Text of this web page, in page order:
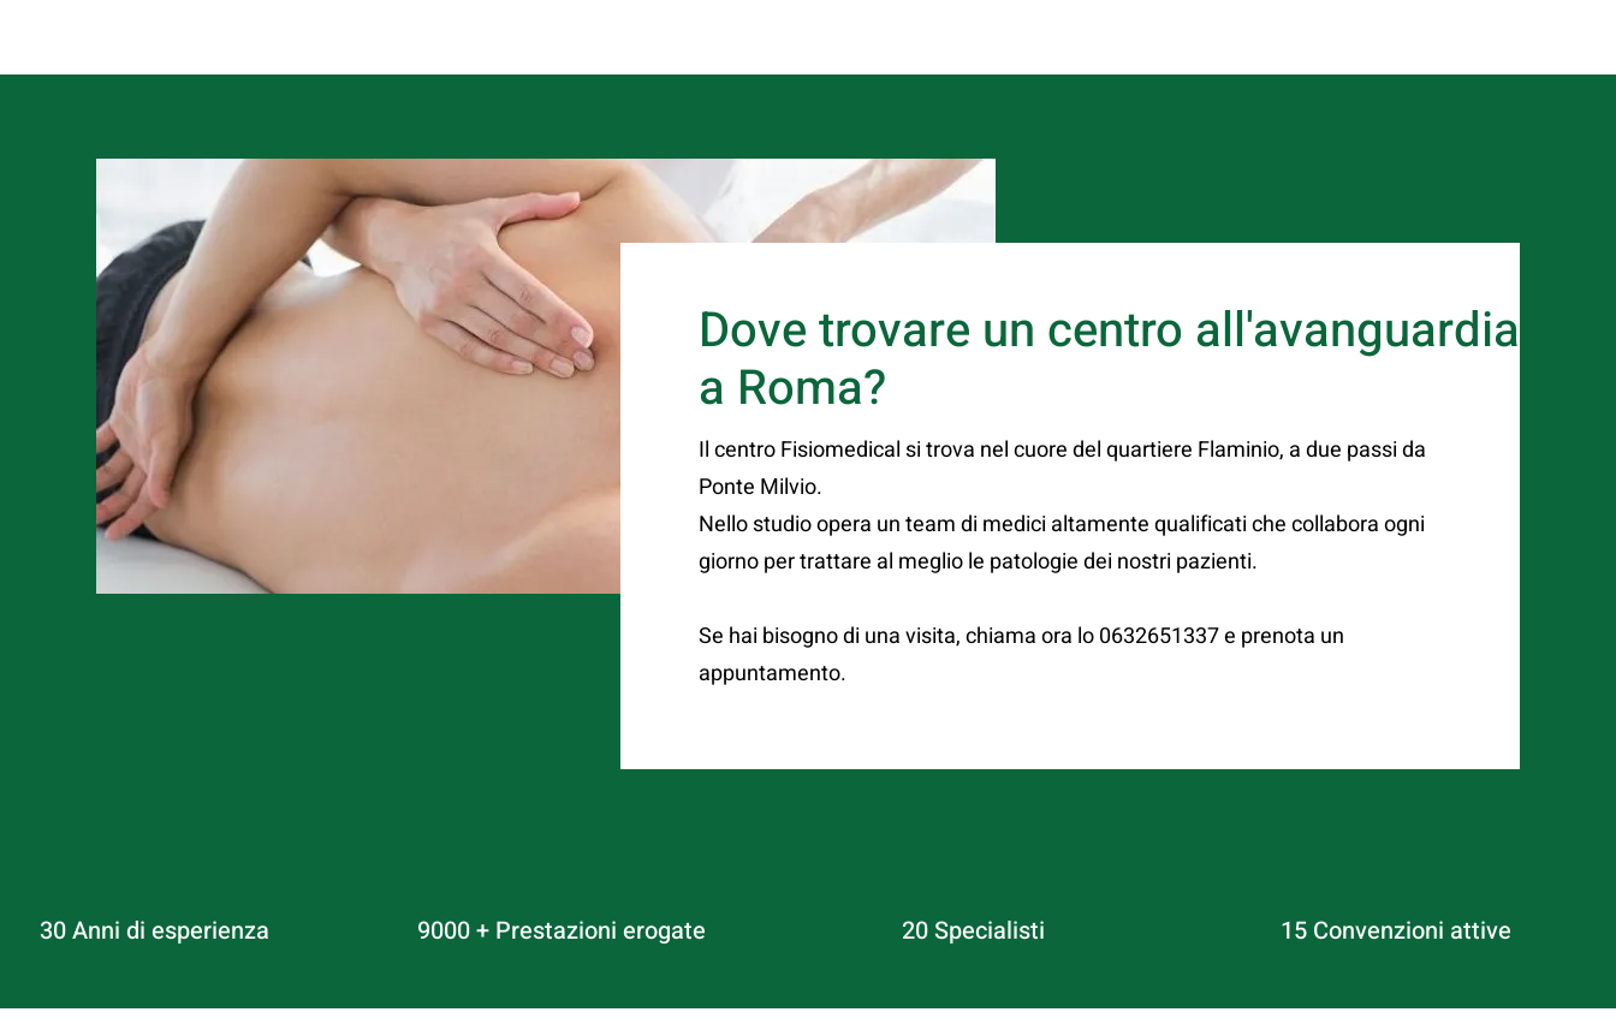
Dove trovare un centro all'avanguardia
a Roma?
Il centro Fisiomedical si trova nel cuore del quartiere Flaminio, a due passi da
Ponte Milvio.
Nello studio opera un team di medici altamente qualificati che collabora ogni
giorno per trattare al meglio le patologie dei nostri pazienti.
Se hai bisogno di una visita, chiama ora lo 0632651337 e prenota un
appuntamento.
30 Anni di esperienza 9000 + Prestazioni erogate 20 Specialisti 15 Convenzioni attive